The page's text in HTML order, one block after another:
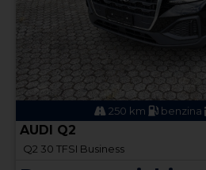
250 km benzina
AUDI Q2
Q2 30 TFSI Business